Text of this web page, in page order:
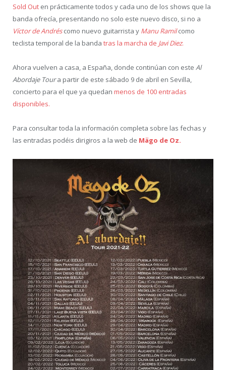
Sold Out en prácticamente todos y cada uno de los shows que la
banda ofrecía, presentando no solo este nuevo disco, si no a
Víctor de Andréscomo nuevo guitarrista y Manu Ramilcomo
teclista temporal de la banda tras la marcha de Javi Diez.
Ahora vuelven a casa, a España, donde continúan con este Al
Abordaje Toura partir de este sábado 9 de abril en Sevilla,
concierto para el que ya quedan menos de 100 entradas
disponibles.
Para consultar toda la información completa sobre las fechas y
las entradas podéis dirigiros a la web de Mägo de Oz.